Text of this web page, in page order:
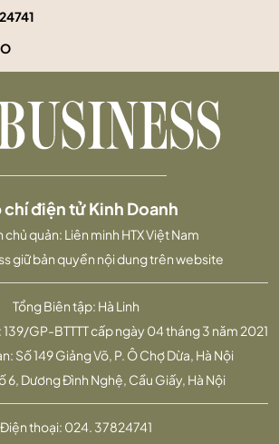
Tổng Biên tập: Hà Linh
GP-BTTTT cấp ngày 04 tháng 3 năm 2021
Số 149 Giảng Võ, P. Ô Chợ Dừa, Hà Nội
6, Dương Đình Nghệ, Cầu Giấy, Hà Nội
chí điện tử Kinh Doanh
chủ quản: Liên minh HTX Việt Nam
giữ bản quyền nội dung trên website
Điện thoại: 024. 37824741